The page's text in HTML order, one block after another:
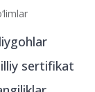
sertifikat